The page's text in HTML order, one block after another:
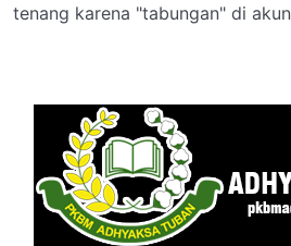
tenang karena "tabungan" di